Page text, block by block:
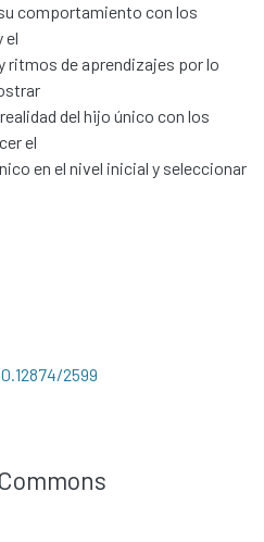
comportamiento con los
el
de aprendizajes por lo
del hijo único con los
el
en el nivel inicial y seleccionar
2599